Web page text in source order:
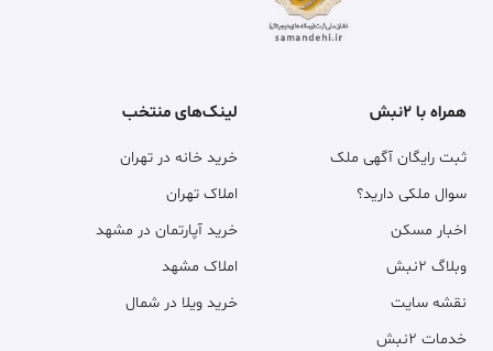
همراه با ۲نبش
ثبت رایگان آگهی ملک
سوال ملکی دارید؟
اخبار مسکن
وبلاگ ۲نبش
نقشه سایت
خدمات ۲نبش
لینک‌های منتخب
خرید خانه در تهران
املاک تهران
خرید آپارتمان در مشهد
املاک مشهد
خرید ویلا در شمال